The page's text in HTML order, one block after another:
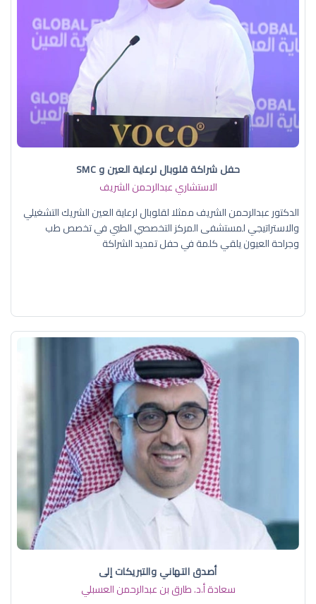
حفل شراكة قلوبال لرعاية العين و SMC
الاستشاري عبدالرحمن الشريف
الدكتور عبدالرحمن الشريف ممثلا لقلوبال لرعاية العين الشريك التشغيلي
والاستراتيجي لمستشفى المركز التخصصي الطبي في تخصص طب
وجراحة العيون يلقي كلمة في حفل تمديد الشراكة
أصدق التهاني والتبريكات إلى
سعادة أ.د. ​طارق بن عبدالرحمن العسبلي